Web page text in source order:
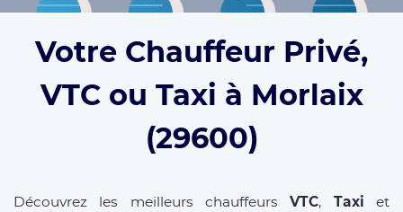
Votre Chauffeur Privé,
VTC ou Taxi à Morlaix
(29600)
Découvrez les meilleurs chauffeursVTC, Taxi et